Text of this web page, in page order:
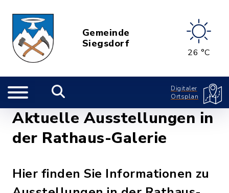
Gemeinde
Siegsdorf
26 °C
Digitaler
Ortsplan
Aktuelle Ausstellungen in
der Rathaus-Galerie
Hier finden Sie Informationen zu